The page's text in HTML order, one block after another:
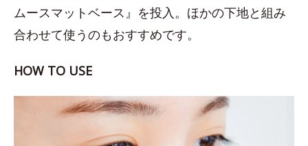
ムースマットベース』を投入。ほかの下地と組み
合わせて使うのもおすすめです。
HOW TO USE